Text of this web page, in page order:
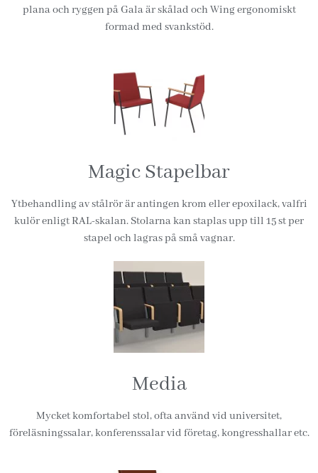
plana och ryggen på Gala är skålad och Wing ergonomiskt
formad med svankstöd.
Magic Stapelbar
Ytbehandling av stålrör är antingen krom eller epoxilack, valfri
kulör enligt RAL-skalan. Stolarna kan staplas upp till 15 st per
stapel och lagras på små vagnar.
Media
Mycket komfortabel stol, ofta använd vid universitet,
föreläsningssalar, konferenssalar vid företag, kongresshallar etc.